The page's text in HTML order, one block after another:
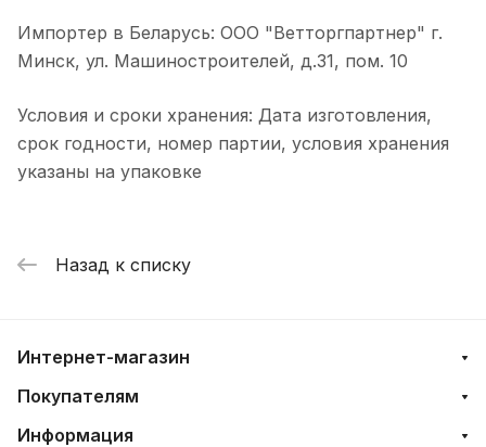
Импортер в Беларусь: ООО "Ветторгпартнер" г.
Минск, ул. Машиностроителей, д.31, пом. 10
Условия и сроки хранения: Дата изготовления,
срок годности, номер партии, условия хранения
указаны на упаковке
Назад к списку
Интернет-магазин
Покупателям
Информация